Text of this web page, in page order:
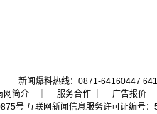
新闻爆料热线：0871-64160447
网简介 ｜ 服务合作 ｜ 广告报价
号 互联网新闻信息服务许可证编号